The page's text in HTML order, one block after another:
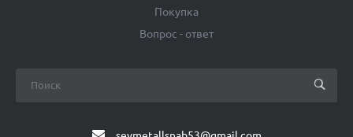
Покупка
Вопрос - ответ